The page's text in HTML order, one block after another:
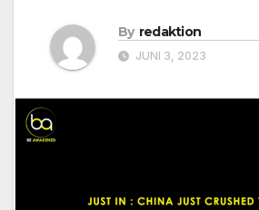
By redaktion
JUNI 3, 2023